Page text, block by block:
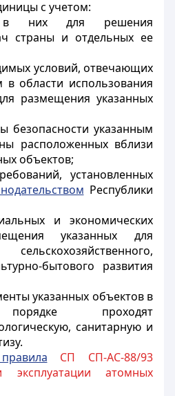
с учетом:
в них для решения
страны и отдельных ее
условий, отвечающих
области использования
размещения указанных
безопасности указанным
расположенных вблизи
объектов;
установленных
Республики
и экономических
указанных для
бытового развития
указанных объектов в
порядке проходят
санитарную и
СП СП-АС-88/93
эксплуатации атомных